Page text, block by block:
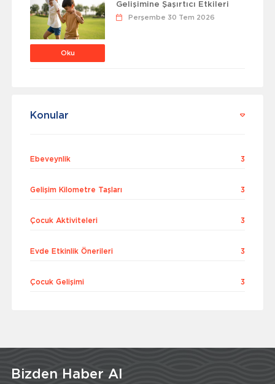
Oku
Gelişimine Şaşırtıcı Etkileri
Perşembe 30 Tem 2026
Konular
Ebeveynlik 3
Gelişim Kilometre Taşları 3
Çocuk Aktiviteleri 3
Evde Etkinlik Önerileri 3
Çocuk Gelişimi 3
Bizden Haber Al